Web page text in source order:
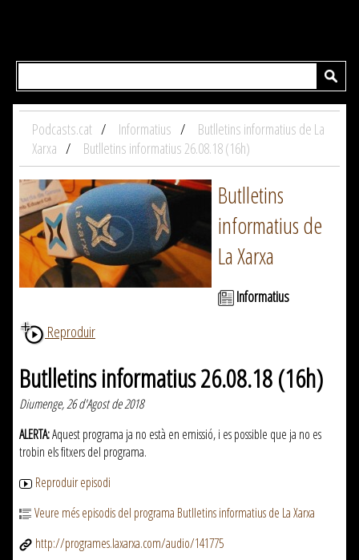
Podcasts.cat Informatius
Butlletins informatius de La
Xarxa
Butlletins informatius 26.08.18 (16h)
Butlletins
informatius de
La Xarxa
Informatius
Reproduir
Butlletins informatius 26.08.18 (16h)
Diumenge, 26 d'Agost de 2018
ALERTA:Aquest programa ja no està en emissió, i es possible que ja no es
trobin els fitxers del programa.
Reproduir episodi
Veure més episodis del programa Butlletins informatius de La Xarxa
http://programes.laxarxa.com/audio/141775